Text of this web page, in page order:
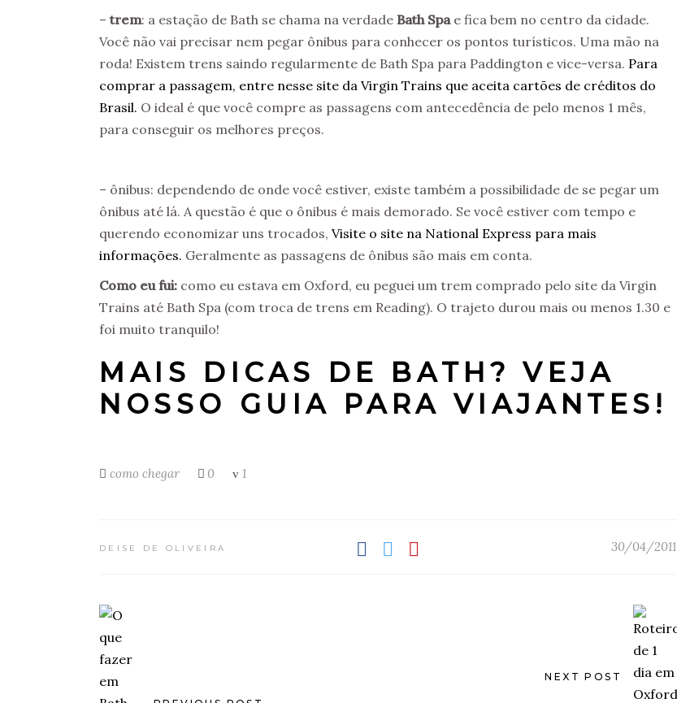
– trem: a estação de Bath se chama na verdade Bath Spae fica bem no centro da cidade.
Você não vai precisar nem pegar ônibus para conhecer os pontos turísticos. Uma mão na
roda! Existem trens saindo regularmente de Bath Spa para Paddington e vice-versa. Para
comprar a passagem, entre nesse site da Virgin Trains que aceita cartões de créditos do
Brasil. O ideal é que você compre as passagens com antecedência de pelo menos 1 mês,
para conseguir os melhores preços.
– ônibus: dependendo de onde você estiver, existe também a possibilidade de se pegar um
ônibus até lá. A questão é que o ônibus é mais demorado. Se você estiver com tempo e
querendo economizar uns trocados, Visite o site na National Express para mais
informações. Geralmente as passagens de ônibus são mais em conta.
Como eu fui: como eu estava em Oxford, eu peguei um trem comprado pelo site da Virgin
Trains até Bath Spa (com troca de trens em Reading). O trajeto durou mais ou menos 1.30 e
foi muito tranquilo!
MAIS DICAS DE BATH?VEJA
NOSSO GUIA PARA VIAJANTES!
como chegar 0 1
DEISE DE OLIVEIRA 30/04/2011
NEXT POST